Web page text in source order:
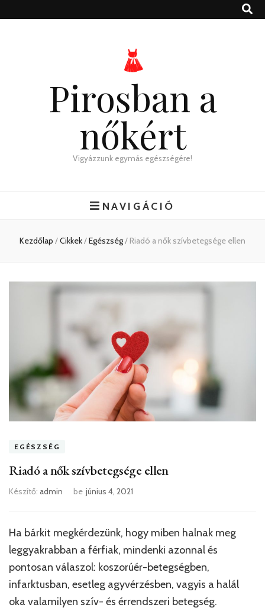
Pirosban a
nőkért
Vigyázzunk egymás egészségére!
NAVIGÁCIÓ
Kezdőlap /Cikkek/Egészség/ Riadó a nők szívbetegsége ellen
EGÉSZSÉG
Riadó a nők szívbetegsége ellen
Készítő: admin be június 4, 2021
Ha bárkit megkérdezünk, hogy miben halnak meg
leggyakrabban a férfiak, mindenki azonnal és
pontosan válaszol: koszorúér-betegségben,
infarktusban, esetleg agyvérzésben, vagyis a halál
oka valamilyen szív- és érrendszeri betegség.